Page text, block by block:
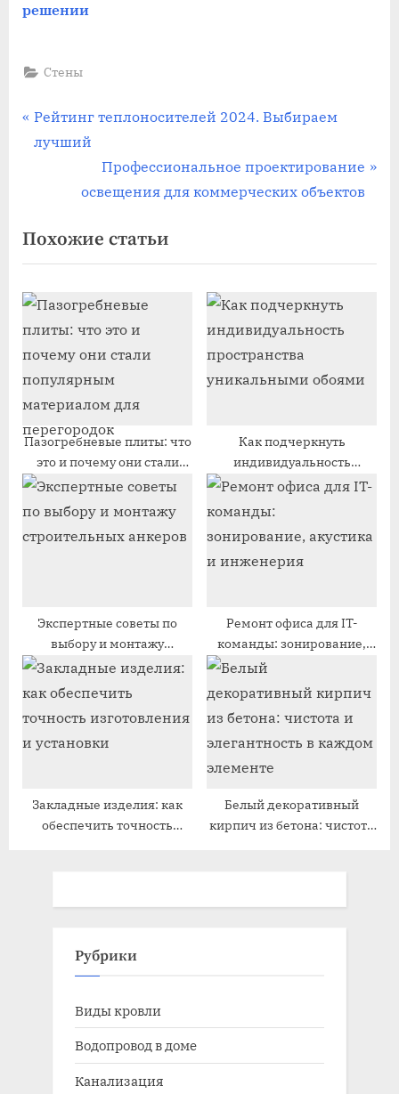
решении
Стены
Навигация
по
записям
П
р
д
у
щ
а
я
з
а
п
и
с
ь
:
Рейтинг теплоносителей 2024. Выбираем
лучший
С
л
д
у
щ
а
я
з
а
п
и
с
ь
:
Профессиональное проектирование
освещения для коммерческих объектов
Похожие статьи
Пазогребневые плиты: что
это и почему они стали
популярным материалом
для перегородок
Как подчеркнуть
индивидуальность
пространства
Экспертные советы по
выбору и монтажу
строительных анкеров
Ремонт офиса для IT-
команды: зонирование,
акустика и инженерия
Закладные изделия: как
обеспечить точность
Белый декоративный
кирпич из бетона: чистота
Рубрики
Виды кровли
Водопровод в доме
Канализация